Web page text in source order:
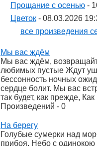
Прощание с осенью -
Цветок - 08.03.2026
все произведения
Мы вас ждём
Мы вас ждём,
любимых пустые Ждут
бессонность ночных
сердце болит. Мы вас
так будет, как прежде,
Произведений - 0
На берегу
Голубые сумерки над
прибоя. Небо с